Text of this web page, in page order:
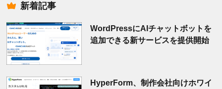
新着記事
WordPressにAIチャットボットを
追加できる新サービスを提供開始
HyperForm、制作会社向けホワイ